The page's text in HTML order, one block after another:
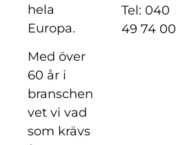
hela
Europa.
Med över
60 år i
branschen
vet vi vad
som krävs
Tel: 040
49 74 00